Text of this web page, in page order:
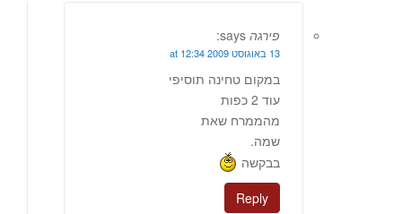
פירגה says:
13 באוגוסט 2009 at 12:34
במקום טחינה תוסיפי
עוד 2 כפות
מהממרח שאת
שמה.
בבקשה
Reply